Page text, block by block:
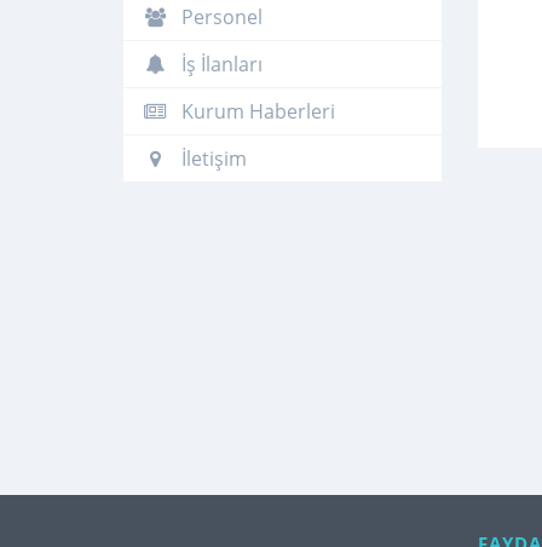
Personel
İş İlanları
Kurum Haberleri
İletişim